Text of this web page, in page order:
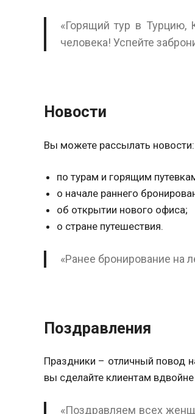
«Горящий тур в Турцию,
человека! Успейте
Новости
Вы можете рассылать новости:
по турам и горящим
о начале раннего
об открытии нового офиса;
о стране путешествия.
«Ранее бронирование на
Поздравления
Праздники – отличный повод
вы сделайте клиентам вдвойне
«Поздравляем всех